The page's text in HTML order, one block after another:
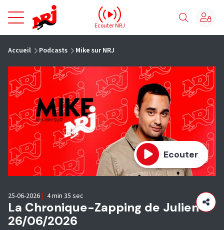
NRJ - Accueil
Ecouter NRJ
Accueil Podcasts Mike sur NRJ
Ecouter
La Chronique-Zapping de Julien
26/06/2026
25-06-2026 | 4 min 35 sec